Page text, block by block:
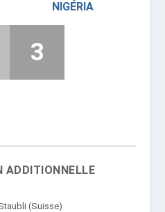
NIGÉRIA
3
ADDITIONNELLE
(Suisse)